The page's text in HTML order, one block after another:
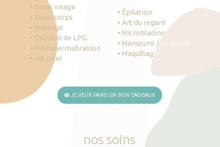
• Soins visage
• Soins corps
• Massage
• Cellum6 de LPG
• Microdermabrasion
• Jet peel
• Épilation
• Art du regard
• Microblading
• Manucure / Pédicure
• Maquillage
JE VEUX FAIRE UN BON CADEAUX
nos soins